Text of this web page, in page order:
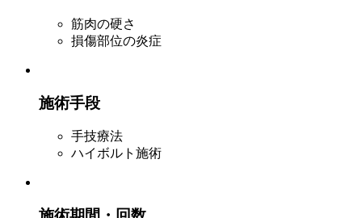
筋肉の硬さ
損傷部位の炎症
施術手段
手技療法
ハイボルト施術